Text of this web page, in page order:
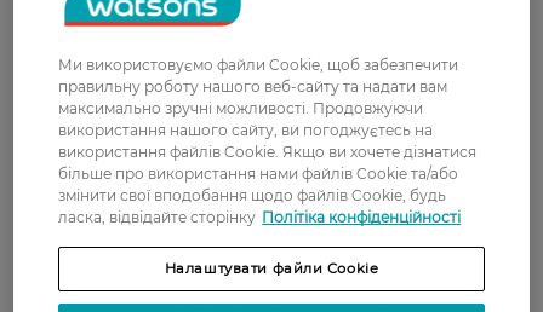
Укрпошта
доставка від - 599 грн
Забрати сьогодні в магазині Watsons
Вартість доставки - 0 грн
Показати більше
Оплата карткою
Ми використовуємо файли Cookie, щоб забезпечити
правильну роботу нашого веб-сайту та надати вам
максимально зручні можливості. Продовжуючи
використання нашого сайту, ви погоджуєтесь на
використання файлів Cookie. Якщо ви хочете дізнатися
більше про використання нами файлів Cookie та/або
змінити свої вподобання щодо файлів Cookie, будь
ласка, відвідайте сторінку Політіка конфіденційності
Налаштувати файли Cookie